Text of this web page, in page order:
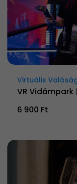
Virtuális
VR
6 900 Ft